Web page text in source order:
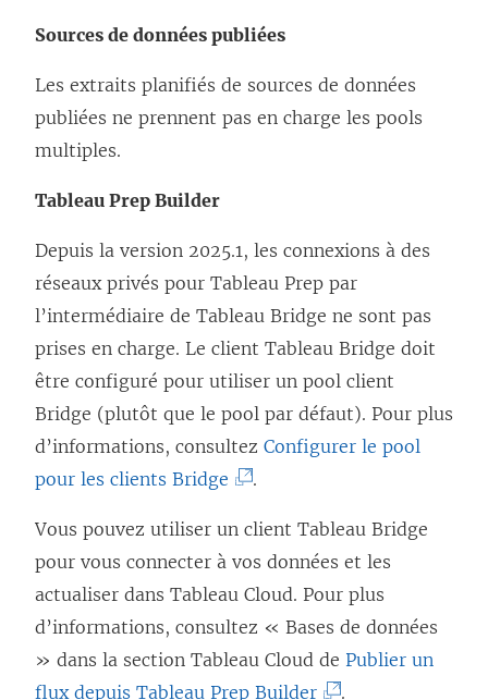
Sources de données publiées
Les extraits planifiés de sources de données
publiées ne prennent pas en charge les pools
multiples.
Tableau Prep Builder
Depuis la version 2025.1, les connexions à des
réseaux privés pour Tableau Prep par
l’intermédiaire de Tableau Bridge ne sont pas
prises en charge. Le client Tableau Bridge doit
être configuré pour utiliser un pool client
Bridge (plutôt que le pool par défaut). Pour plus
d’informations, consultez Configurer le pool
pour les clients Bridge
e
i
e
n
.
Vous pouvez utiliser un client Tableau Bridge
pour vous connecter à vos données et les
actualiser dans Tableau Cloud. Pour plus
d’informations, consultez « Bases de données
» dans la section Tableau Cloud de Publier un
flux depuis Tableau Prep Builder(
.